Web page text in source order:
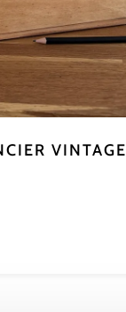
VINTAGE